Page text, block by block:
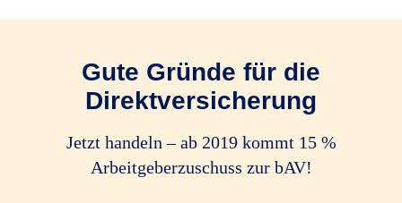
Gute Gründe für die
Direktversicherung
Jetzt handeln – ab 2019 kommt 15 %
Arbeitgeberzuschuss zur bAV!